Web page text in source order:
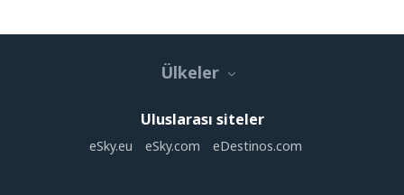
Ülkeler
Uluslarası siteler
eSky.eu eSky.com eDestinos.com